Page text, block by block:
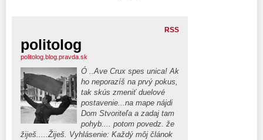
RSS
politolog
politolog.blog.pravda.sk
Ó ..Ave Crux spes unica! Ak
ho neporazíš na prvý pokus,
tak skús zmeniť duelové
postavenie...na mape nájdi
Dom Stvoriteľa a zadaj tam
pohyb.... potom povedz. že
žiješ.....Žiješ. Vyhlásenie: Každý môj článok